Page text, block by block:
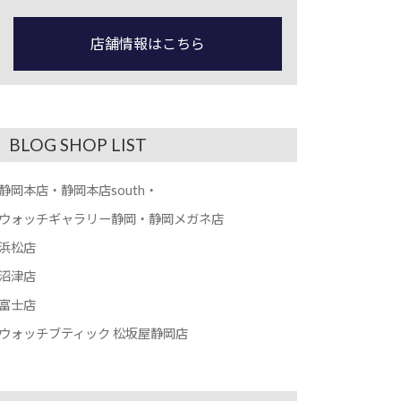
店舗情報はこちら
BLOG SHOP LIST
岡本店・静岡本店south・
ォッチギャラリー静岡・静岡メガネ店
松店
津店
士店
ォッチブティック 松坂屋静岡店